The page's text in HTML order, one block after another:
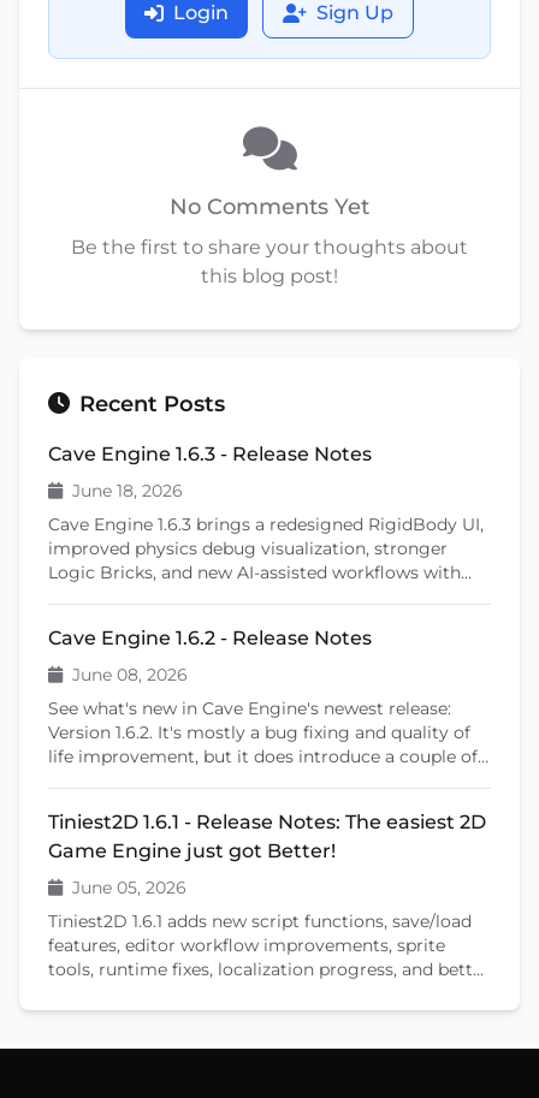
Login Sign Up
No Comments Yet
Be the first to share your thoughts about
this blog post!
Recent Posts
Cave Engine 1.6.3 - Release Notes
June 18, 2026
Cave Engine 1.6.3 brings a redesigned RigidBody UI,
improved physics debug visualization, stronger
Logic Bricks, and new AI-assisted workflows with
learning tools, and previews upcoming features like
shader editing and ragdoll physics.
Cave Engine 1.6.2 - Release Notes
June 08, 2026
See what's new in Cave Engine's newest release:
Version 1.6.2. It's mostly a bug fixing and quality of
life improvement, but it does introduce a couple of
Tiniest2D 1.6.1 - Release Notes: The easiest 2D
Game Engine just got Better!
June 05, 2026
Tiniest2D 1.6.1 adds new script functions, save/load
features, editor workflow improvements, sprite
tools, runtime fixes, localization progress, and better